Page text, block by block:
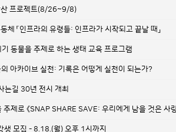
산 프로젝트(8/26~9/8)
「인프라의 유령들: 인프라가 시작되고 끝날 때」
동물을 주제로 하는 생태 교육 프로그램
아카이브 실천: 기록은 어떻게 실천이 되는가?
는길 30년 전시 개최
제로 《SNAP SHARE SAVE: 우리에게 남을 것은 사랑
생 모집 - 8.18.(월) 오후 1시까지